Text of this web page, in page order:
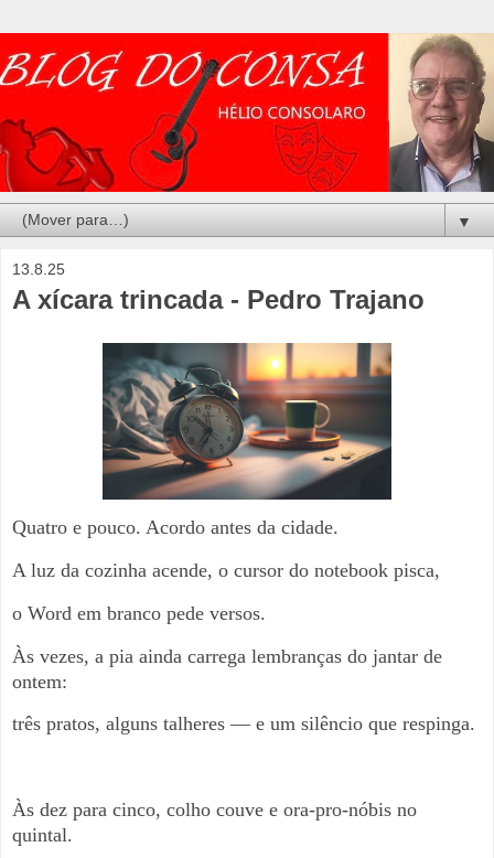
▼
13.8.25
A xícara trincada - Pedro Trajano
Quatro e pouco. Acordo antes da cidade.
A luz da cozinha acende, o cursor do notebook pisca,
o Word em branco pede versos.
Às vezes, a pia ainda carrega lembranças do jantar de
ontem:
três pratos, alguns talheres — e um silêncio que respinga.
Às dez para cinco, colho couve e ora-pro-nóbis no
quintal.